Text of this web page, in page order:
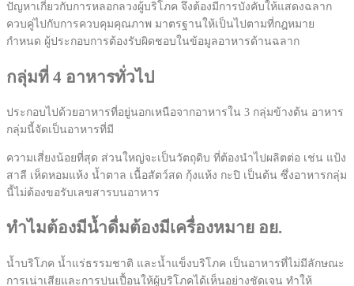
ปัญหาเกี่ยวกับการหลอกลวงผู้บริโภค จึงต้องมีการบังคับให้แสดงฉลาก
ควบคู่ไปกับการควบคุมคุณภาพ มาตรฐานให้เป็นไปตามที่กฎหมาย
กำหนด ผู้ประกอบการต้องรับผิดชอบในข้อมูลอาหารด้านฉลาก
กลุ่มที่ 4 อาหารทั่วไป
ประกอบไปด้วยอาหารที่อยู่นอกเหนือจากอาหารใน 3 กลุ่มข้างต้น อาหาร
กลุ่มนี้จัดเป็นอาหารที่มี
ความเสี่ยงน้อยที่สุด ส่วนใหญ่จะเป็นวัตถุดิบ ที่ต้องนำไปผลิตต่อ เช่น แป้ง
สาลี เห็ดหอมแห้ง น้ำตาล เนื้อสัตว์สด กุ้งแห้ง กะปิ เป็นต้น ซึ่งอาหารกลุ่ม
นี้ไม่ต้องขอรับเลขสารบนอาหาร
ทำไมต้องมีน้ำดื่มต้องมีเครื่องหมาย อย.
น้ำบริโภค น้ำแร่ธรรมชาติ และน้ำแข็งบริโภค เป็นอาหารที่ไม่มีลักษณะ
การเน่าเสียและการปนเปื้อนให้ผู้บริโภคได้เห็นอย่างชัดเจน ทำให้